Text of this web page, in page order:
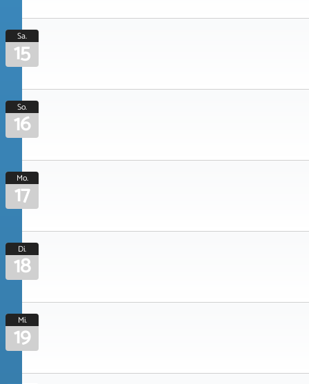
Sa.
15
So.
16
Mo.
17
Di.
18
Mi.
19